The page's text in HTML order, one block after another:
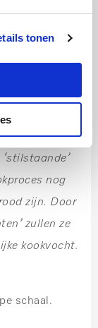
tonen
nog
zijn. Door
zullen ze
kookvocht.
schaal.